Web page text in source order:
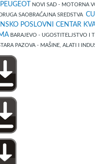
NOVI SAD - MOTORNA
SAOBRAĆAJNA SREDSTVA
POSLOVNI CENTAR
BARAJEVO - UGOSTITELJSTVO I
PAZOVA - MAŠINE, ALATI I